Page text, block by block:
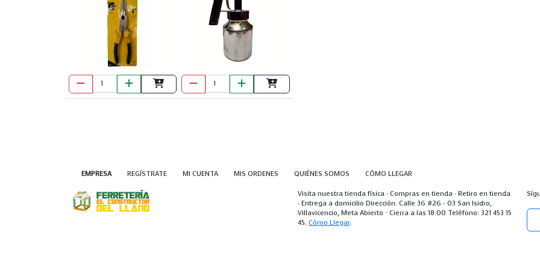
EMPRESA REGÍSTRATE MI CUENTA MIS ORDENES QUIÉNES SOMOS CÓMO LLEGAR
Visita nuestra tienda física · Compras en tienda · Retiro en tienda
· Entrega a domicilio Dirección: Calle 36 #26 - 03 San Isidro,
Villavicencio, Meta Abierto ⋅ Cierra a las 18:00 Teléfono: 321 453 15
45. Cómo Llegar.